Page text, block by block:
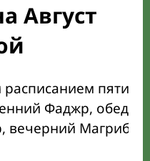
Август
пяти
Фаджр,
вечерний Магриб